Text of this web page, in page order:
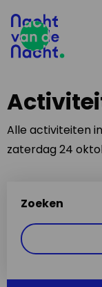
Alle activiteiten
zaterdag 24
Zoeken